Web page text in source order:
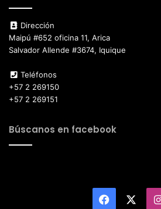
Dirección
Maipú #652 oficina 11, Arica
Salvador Allende #3674, Iquique
Teléfonos
+57 2 269150
+57 2 269151
Búscanos en facebook
Facebook